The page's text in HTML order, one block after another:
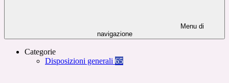
Menu di
navigazione
Categorie
Disposizioni generali 65